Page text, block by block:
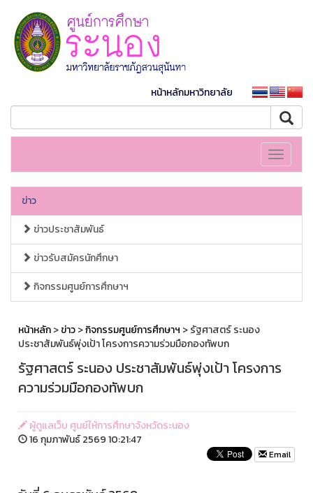
หน้าหลักมหาวิทยาลัย
Toggle
ข่าว
ข่าวประชาสัมพันธ์
ข่าวรับสมัครนักศึกษา
กิจกรรมศูนย์การศึกษาฯ
หน้าหลัก>ข่าว>กิจกรรมศูนย์การศึกษาฯ > รัฐศาสตร์ ระนอง
ประชาสัมพันธ์พุ่งเป้า โครงการความร่วมมือกองทัพบก
รัฐศาสตร์ ระนอง ประชาสัมพันธ์พุ่งเป้า โครงการ
ความร่วมมือกองทัพบก
ผู้ดูแลเว็บ ศูนย์ให้การศึกษาจังหวัดระนอง
16 กุมภาพันธ์ 2569 10:21:47
Email